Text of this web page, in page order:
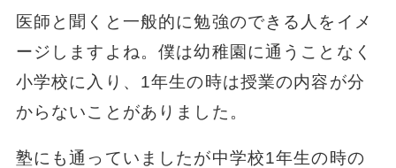
医師と聞くと一般的に勉強のできる人をイメ
ージしますよね。僕は幼稚園に通うことなく
小学校に入り、1年生の時は授業の内容が分
からないことがありました。
塾にも通っていましたが中学校1年生の時の